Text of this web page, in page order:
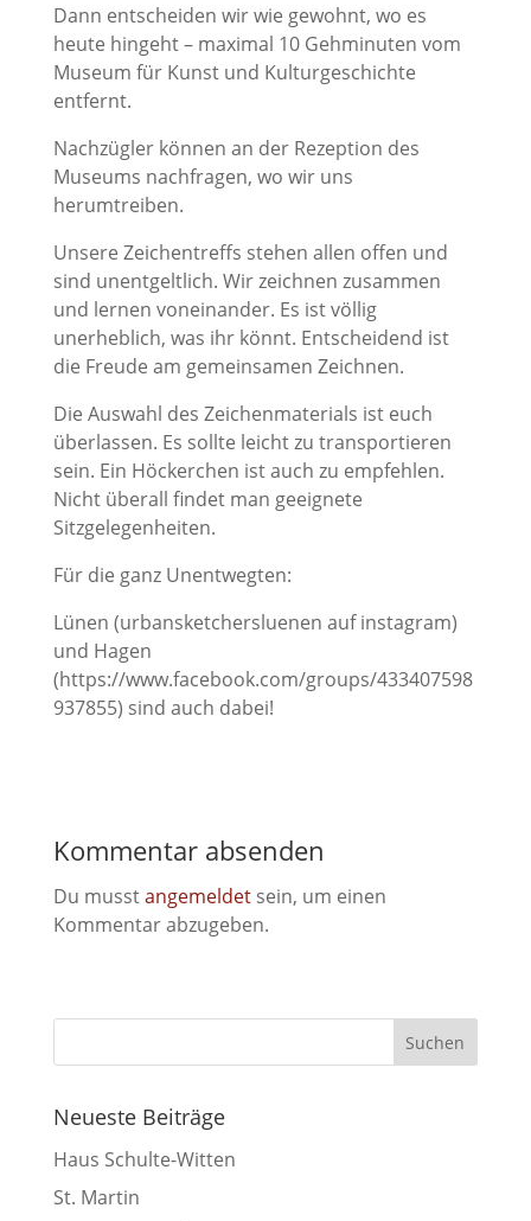
Dann entscheiden wir wie gewohnt, wo es
heute hingeht – maximal 10 Gehminuten vom
Museum für Kunst und Kulturgeschichte
entfernt.
Nachzügler können an der Rezeption des
Museums nachfragen, wo wir uns
herumtreiben.
Unsere Zeichentreffs stehen allen offen und
sind unentgeltlich. Wir zeichnen zusammen
und lernen voneinander. Es ist völlig
unerheblich, was ihr könnt. Entscheidend ist
die Freude am gemeinsamen Zeichnen.
Die Auswahl des Zeichenmaterials ist euch
überlassen. Es sollte leicht zu transportieren
sein. Ein Höckerchen ist auch zu empfehlen.
Nicht überall findet man geeignete
Sitzgelegenheiten.
Für die ganz Unentwegten:
Lünen (urbansketchersluenen auf instagram)
und Hagen
(https://www.facebook.com/groups/433407598
937855) sind auch dabei!
Kommentar absenden
Du musstangemeldetsein, um einen
Kommentar abzugeben.
Neueste Beiträge
Haus Schulte-Witten
St. Martin